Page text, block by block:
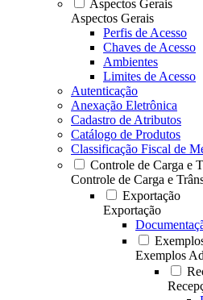
Aspectos Gerais
Aspectos Gerais
Perfis de Acesso
Chaves de Acesso
Ambientes
Limites de Acesso
Autenticação
Anexação Eletrônica
Cadastro de Atributos
Catálogo de Produtos
Classificação Fiscal de
Controle de Carga e
Controle de Carga e
Exportação
Exportação
Exemplos